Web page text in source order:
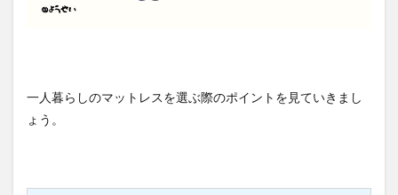
一人暮らしのマットレスを選ぶ際のポイントを見ていきまし
ょう。